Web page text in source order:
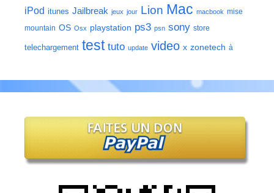
iPod itunes Jailbreak jeux jour Lion Mac macbook mise
mountain OS Osx playstation ps3 psn sony store
telechargement test tuto update video x zonetech à